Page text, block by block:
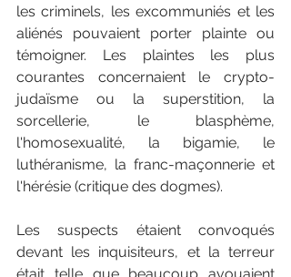
les criminels, les excommuniés et les
aliénés pouvaient porter plainte ou
témoigner. Les plaintes les plus
courantes concernaient le crypto-
judaïsme ou la superstition, la
sorcellerie, le blasphème,
l'homosexualité, la bigamie, le
luthéranisme, la franc-maçonnerie et
l'hérésie (critique des dogmes).
Les suspects étaient convoqués
devant les inquisiteurs, et la terreur